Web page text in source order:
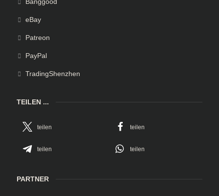
eBay
Patreon
PayPal
TradingShenzhen
TEILEN ...
teilen teilen
teilen teilen
PARTNER